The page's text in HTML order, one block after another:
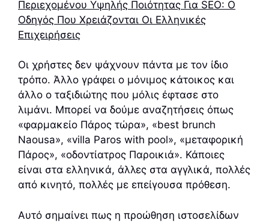
Περιεχομένου Υψηλής Ποιότητας Για SEO: Ο
Οδηγός Που Χρειάζονται Οι Ελληνικές
Επιχειρήσεις
Οι χρήστες δεν ψάχνουν πάντα με τον ίδιο
τρόπο. Άλλο γράφει ο μόνιμος κάτοικος και
άλλο ο ταξιδιώτης που μόλις έφτασε στο
λιμάνι. Μπορεί να δούμε αναζητήσεις όπως
«φαρμακείο Πάρος τώρα», «best brunch
Naousa», «villa Paros with pool», «μεταφορική
Πάρος», «οδοντίατρος Παροικιά». Κάποιες
είναι στα ελληνικά, άλλες στα αγγλικά, πολλές
από κινητό, πολλές με επείγουσα πρόθεση.
Αυτό σημαίνει πως η προώθηση ιστοσελίδων